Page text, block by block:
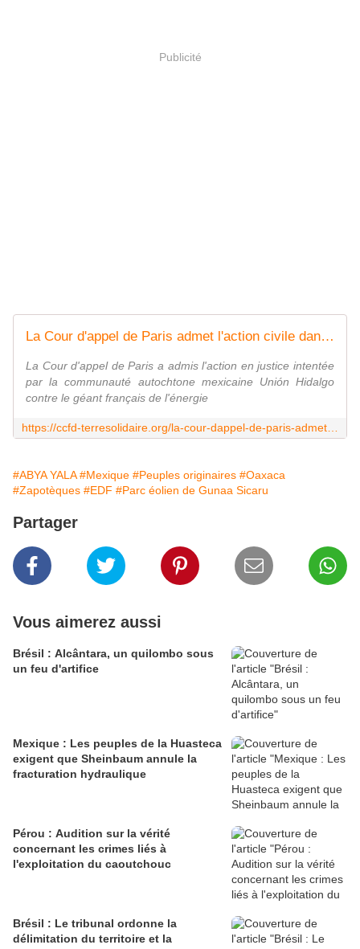
Publicité
La Cour d'appel de Paris admet l'action civile dans l'affaire du parc éolien d'EDF au Mexique - CCFD-Terre Solidaire
La Cour d'appel de Paris a admis l'action en justice intentée
par la communauté autochtone mexicaine Unión Hidalgo
contre le géant français de l'énergie
#ABYA YALA #Mexique #Peuples originaires #Oaxaca
#Zapotèques #EDF #Parc éolien de Gunaa Sicaru
Partager
Vous aimerez aussi
Brésil : Alcântara, un quilombo sous
un feu d'artifice
Mexique : Les peuples de la Huasteca
exigent que Sheinbaum annule la
fracturation hydraulique
Pérou : Audition sur la vérité
concernant les crimes liés à
l'exploitation du caoutchouc
Brésil : Le tribunal ordonne la
délimitation du territoire et la